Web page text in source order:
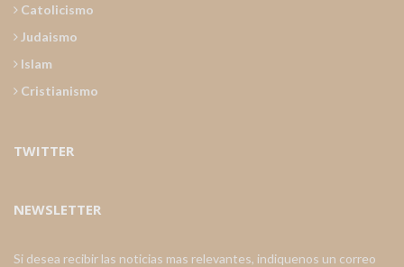
Catolicismo
Judaismo
Islam
Cristianismo
TWITTER
NEWSLETTER
Si desea recibir las noticias mas relevantes, indiquenos un correo